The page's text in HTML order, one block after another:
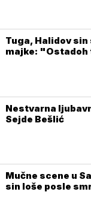
Tuga, Halidov
majke: "Ostadoh
Nestvarna
Sejde Bešlić
Mučne scene u
sin loše posle